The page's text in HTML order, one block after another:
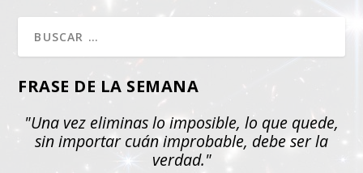
FRASE DE LA SEMANA
"Una vez eliminas lo imposible, lo que quede,
sin importar cuán improbable, debe ser la
verdad."